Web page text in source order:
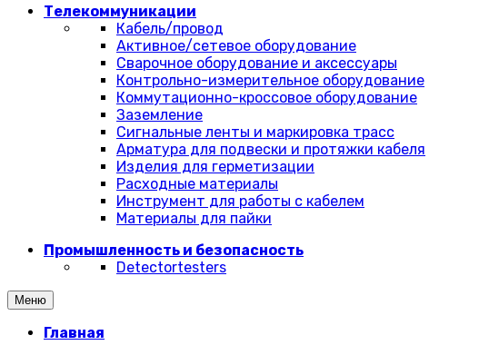
Телекоммуникации
Кабель/провод
Активное/сетевое оборудование
Сварочное оборудование и аксессуары
Контрольно-измерительное оборудование
Коммутационно-кроссовое оборудование
Заземление
Сигнальные ленты и маркировка трасс
Арматура для подвески и протяжки кабеля
Изделия для герметизации
Расходные материалы
Инструмент для работы с кабелем
Материалы для пайки
Промышленность и безопасность
Detectortesters
Меню
Главная